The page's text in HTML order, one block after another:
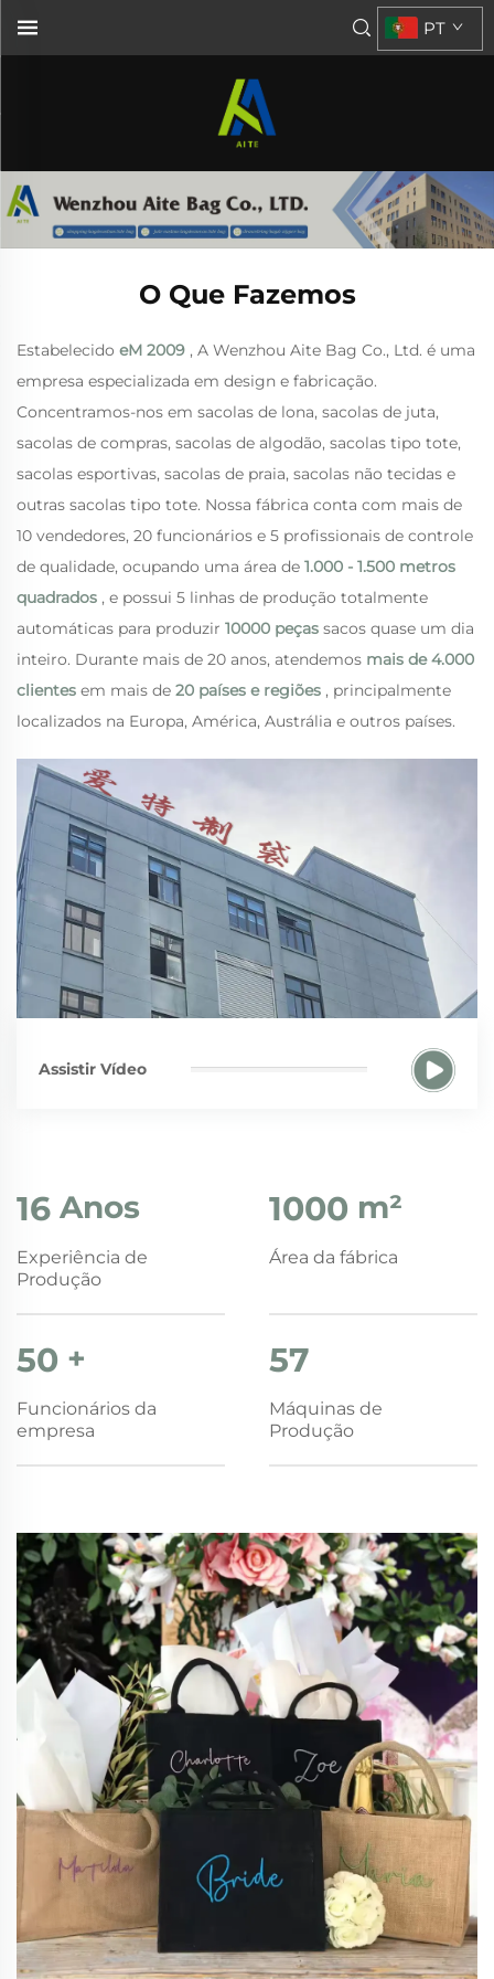
PT
O Que Fazemos
Estabelecido eM 2009 , A Wenzhou Aite Bag Co., Ltd. é uma
empresa especializada em design e fabricação.
Concentramos-nos em sacolas de lona, sacolas de juta,
sacolas de compras, sacolas de algodão, sacolas tipo tote,
sacolas esportivas, sacolas de praia, sacolas não tecidas e
outras sacolas tipo tote. Nossa fábrica conta com mais de
10 vendedores, 20 funcionários e 5 profissionais de controle
de qualidade, ocupando uma área de 1.000 - 1.500 metros
quadrados , e possui 5 linhas de produção totalmente
automáticas para produzir 10000 peças sacos quase um dia
inteiro. Durante mais de 20 anos, atendemos mais de 4.000
clientes em mais de 20 países e regiões , principalmente
localizados na Europa, América, Austrália e outros países.
Assistir Vídeo
16 Anos
Experiência de
Produção
1000 m²
Área da fábrica
50 +
Funcionários da
empresa
57
Máquinas de
Produção